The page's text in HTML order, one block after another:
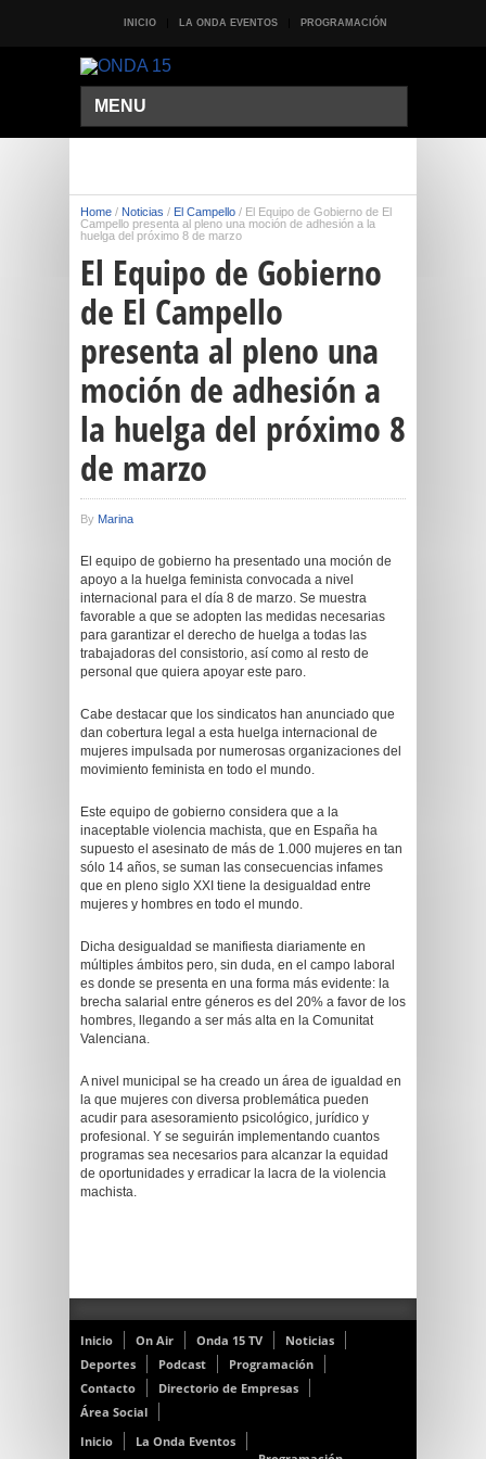
INICIO LA ONDA EVENTOS PROGRAMACIÓN
MENU
Home / Noticias / El Campello / El Equipo de Gobierno de El
Campello presenta al pleno una moción de adhesión a la
huelga del próximo 8 de marzo
El Equipo de Gobierno
de El Campello
presenta al pleno una
moción de adhesión a
la huelga del próximo 8
de marzo
By Marina
El equipo de gobierno ha presentado una moción de
apoyo a la huelga feminista convocada a nivel
internacional para el día 8 de marzo. Se muestra
favorable a que se adopten las medidas necesarias
para garantizar el derecho de huelga a todas las
trabajadoras del consistorio, así como al resto de
personal que quiera apoyar este paro.
Cabe destacar que los sindicatos han anunciado que
dan cobertura legal a esta huelga internacional de
mujeres impulsada por numerosas organizaciones del
movimiento feminista en todo el mundo.
Este equipo de gobierno considera que a la
inaceptable violencia machista, que en España ha
supuesto el asesinato de más de 1.000 mujeres en tan
sólo 14 años, se suman las consecuencias infames
que en pleno siglo XXI tiene la desigualdad entre
mujeres y hombres en todo el mundo.
Dicha desigualdad se manifiesta diariamente en
múltiples ámbitos pero, sin duda, en el campo laboral
es donde se presenta en una forma más evidente: la
brecha salarial entre géneros es del 20% a favor de los
hombres, llegando a ser más alta en la Comunitat
Valenciana.
A nivel municipal se ha creado un área de igualdad en
la que mujeres con diversa problemática pueden
acudir para asesoramiento psicológico, jurídico y
profesional. Y se seguirán implementando cuantos
programas sea necesarios para alcanzar la equidad
de oportunidades y erradicar la lacra de la violencia
machista.
Inicio On Air Onda 15 TV
Noticias
Deportes
Podcast
Programación
Contacto
Directorio de Empresas
Área Social
Inicio
La Onda Eventos